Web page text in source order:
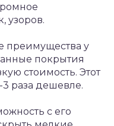
узоров.
преимущества у
покрытия
стоимость. Этот
раза дешевле.
с его